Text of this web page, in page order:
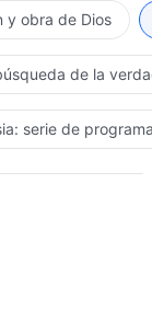
y obra de Dios
de la
serie de